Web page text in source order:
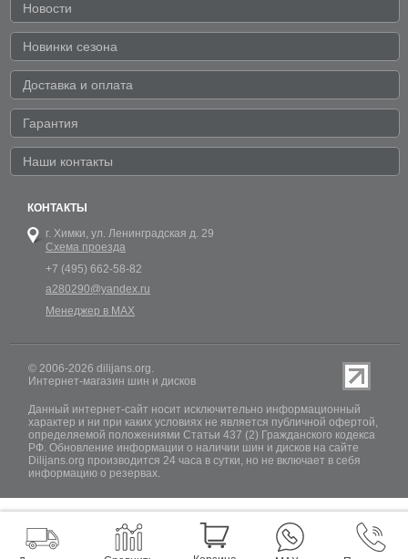
Новости
Новинки сезона
Доставка и оплата
Гарантия
Наши контакты
КОНТАКТЫ
г. Химки, ул. Ленинградская д. 29
Схема проезда
+7 (495) 662-58-82
a280290@yandex.ru
Менеджер в MAX
© 2006-2026 dilijans.org.
Интернет-магазин шин и дисков
Данный интернет-сайт носит исключительно информационный
характер и ни при каких условиях не является публичной офертой,
определяемой положениями Статьи 437 (2) Гражданского кодекса
РФ. Обновление информации о наличии шин и дисков на сайте
Dilijans.org производится 24 часа в сутки, но не включает в себя
информацию о резервах.